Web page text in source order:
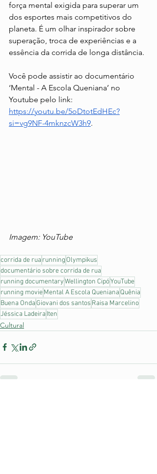
força mental exigida para superar um
dos esportes mais competitivos do
planeta. É um olhar inspirador sobre
superação, troca de experiências e a
essência da corrida de longa distância.
Você pode assistir ao documentário
‘Mental - A Escola Queniana’ no
Youtube pelo link:
https://youtu.be/5oDtotEdHEc?
si=vg9NF-4mknzcW3h9.
Imagem: YouTube
corrida de rua running Olympikus
documentário sobre corrida de rua
running documentaryWellington CipóYouTube
running movieMental A Escola Queniana Quênia
Buena Onda Giovani dos santos Raisa Marcelino
Jéssica Ladeira Iten
Cultural